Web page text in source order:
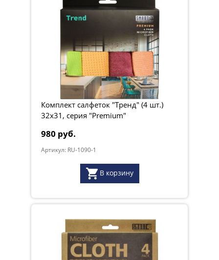
Комплект салфеток "Тренд" (4 шт.)
32х31, серия "Premium"
980 руб.
Артикул: RU-1090-1
В корзину